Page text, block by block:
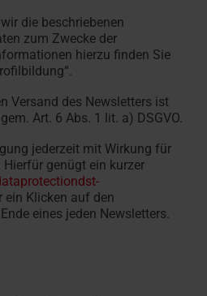
die beschriebenen
zum Zwecke der
hierzu finden Sie
Versand des Newsletters ist
Art. 6 Abs. 1 lit. a) DSGVO.
jederzeit mit Wirkung für
genügt ein kurzer
ein Klicken auf den
eines jeden Newsletters.